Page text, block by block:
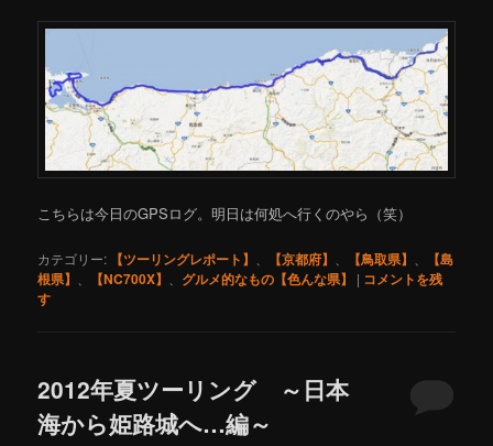
こちらは今日のGPSログ。明日は何処へ行くのやら（笑）
カテゴリー: 【ツーリングレポート】 【京都府】 【鳥取県】
【島
根県】
【NC700X】 グルメ的なもの【色んな県】 | コメントを残
す
2012年夏ツーリング ～日本
海から姫路城へ…編～